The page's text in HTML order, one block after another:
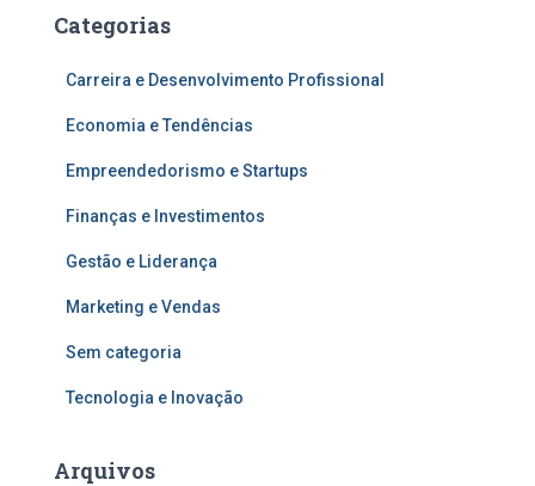
Categorias
Carreira e Desenvolvimento Profissional
Economia e Tendências
Empreendedorismo e Startups
Finanças e Investimentos
Gestão e Liderança
Marketing e Vendas
Sem categoria
Tecnologia e Inovação
Arquivos